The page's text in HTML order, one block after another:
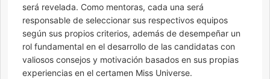
será revelada. Como mentoras, cada una será
responsable de seleccionar sus respectivos equipos
según sus propios criterios, además de desempeñar un
rol fundamental en el desarrollo de las candidatas con
valiosos consejos y motivación basados en sus propias
experiencias en el certamen Miss Universe.